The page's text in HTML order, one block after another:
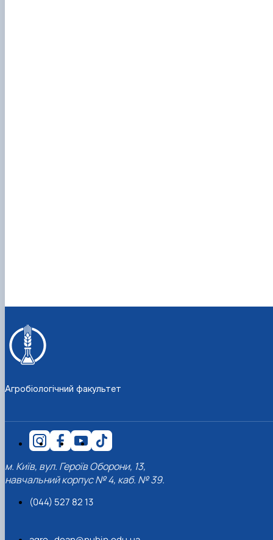
Агробіологічний факультет
м. Київ, вул. Героїв Оборони, 13,
навчальний корпус № 4, каб. № 39.
(044) 527 82 13